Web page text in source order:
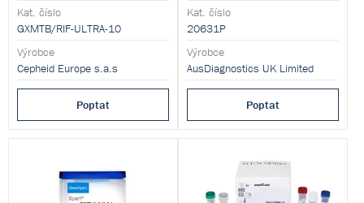
(MTB) a rezistence na
rifampicin (RIF). Automatizovány
jsou veškeré kroky včetně
extrakce NK, RT amplifikace a
identifikace. Příprava vzorku
sputa trvá 15 minut a
Kat. číslo
GXMTB/RIF-ULTRA-10
Výrobce
Cepheid Europe s.a.s
Poptat
Chlamydophila psittaci
Bordetella IS481
IS1001,Legionella
pneumophila
longbeachae,Coxiella burnetti
Haemophilus influenzae,
Mycobacterium tuberculosis
complex,Staphylococcus
aureus,Streptococcus
Aspergillus fumigatus
gattii.
Kat. číslo
20631P
Výrobce
AusDiagnostics UK Limited
Poptat